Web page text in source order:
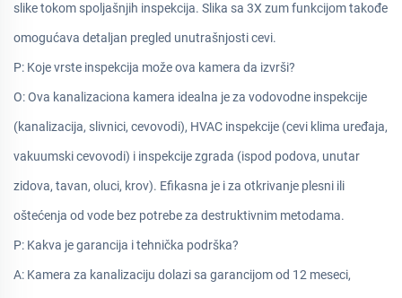
slike tokom spoljašnjih inspekcija. Slika sa 3X zum funkcijom takođe
omogućava detaljan pregled unutrašnjosti cevi.
P: Koje vrste inspekcija može ova kamera da izvrši?
O: Ova kanalizaciona kamera idealna je za vodovodne inspekcije
(kanalizacija, slivnici, cevovodi), HVAC inspekcije (cevi klima uređaja,
vakuumski cevovodi) i inspekcije zgrada (ispod podova, unutar
zidova, tavan, oluci, krov). Efikasna je i za otkrivanje plesni ili
oštećenja od vode bez potrebe za destruktivnim metodama.
P: Kakva je garancija i tehnička podrška?
A: Kamera za kanalizaciju dolazi sa garancijom od 12 meseci,